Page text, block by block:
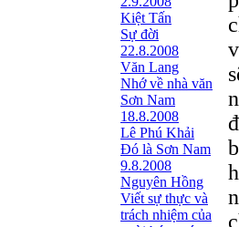
Kiệt Tấn
Sự đời
22.8.2008
Văn Lang
Nhớ về nhà văn
Sơn Nam
18.8.2008
Lê Phú Khải
Đó là Sơn Nam
9.8.2008
Nguyên Hồng
Viết sự thực và
trách nhiệm của